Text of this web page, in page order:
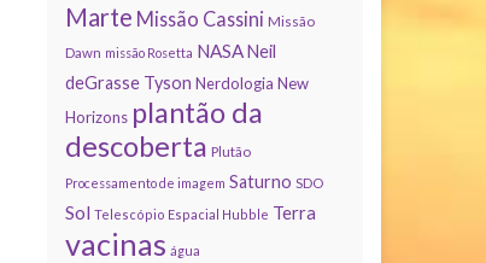
Marte Missão Cassini Missão
Dawn missão Rosetta NASA Neil
deGrasse Tyson Nerdologia New
Horizons plantão da
descoberta Plutão
Processamento de imagem Saturno SDO
Sol Telescópio Espacial Hubble Terra
vacinas água